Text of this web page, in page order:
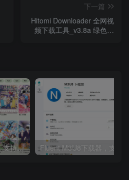
下一篇
Hitomi Downloader 全网视
频下载工具_v3.8a 绿色便
Kazumi番剧采集v1.6.9：支持自定义规则+在线观看+弹幕，跨平台下载 Fluent M3U8下载器，支持